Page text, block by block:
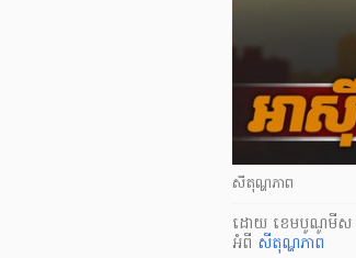
សីតុណ្ហភាព
ដោយ ​ ខេមបូណូមីស
អំពី សីតុណ្ហភាព